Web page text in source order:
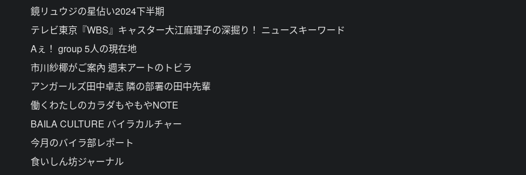
鏡リュウジの星佔い2024下半期
テレビ東京『WBS』キャスター大江麻理子の深掘り！ ニュースキーワード
Aぇ！ group 5人の現在地
市川紗椰がご案內 週末アートのトビラ
アンガールズ田中卓志 隣の部署の田中先輩
働くわたしのカラダもやもやNOTE
BAILA CULTURE バイラカルチャー
今月のバイラ部レポート
食いしん坊ジャーナル